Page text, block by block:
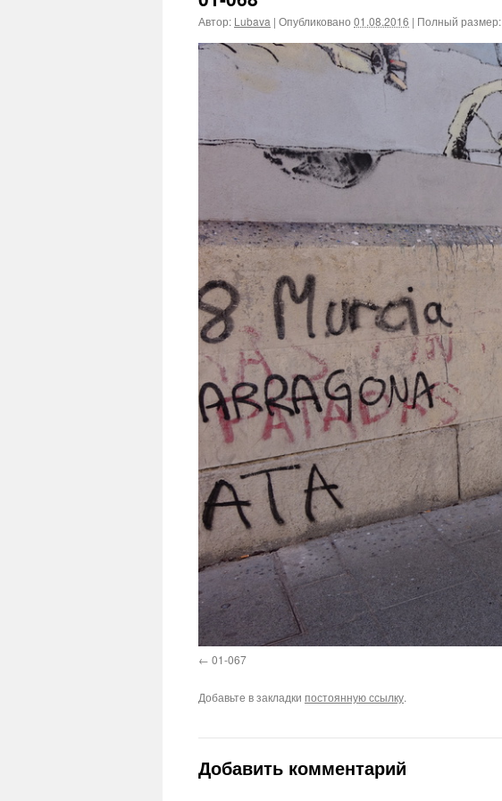
Автор: Lubava | Опубликовано 01.08.2016 | Полный размер:
01-067
Добавьте в закладки постоянную ссылку.
Добавить комментарий